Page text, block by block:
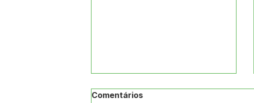
Comentários